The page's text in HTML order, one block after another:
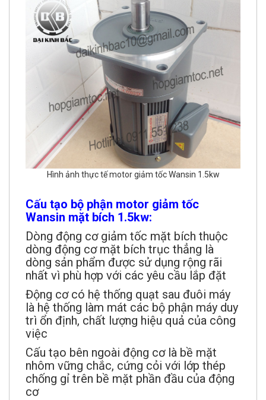
Hình ảnh thực tế motor giảm tốc Wansin 1.5kw
Cấu tạo bộ phận motor giảm tốc
Wansin mặt bích 1.5kw:
Dòng động cơ giảm tốc mặt bích thuộc
dòng động cơ mặt bích trục thẳng là
dòng sản phẩm được sử dụng rộng rãi
nhất vì phù hợp với các yêu cầu lắp đặt
Động cơ có hệ thống quạt sau đuôi máy
là hệ thống làm mát các bộ phận máy duy
trì ổn định, chất lượng hiệu quả của công
việc
Cấu tạo bên ngoài động cơ là bề mặt
nhôm vững chắc, cứng cỏi với lớp thép
chống gỉ trên bề mặt phần đầu của động
cơ